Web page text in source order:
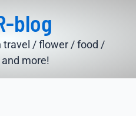
blog
travel / flower / food /
and more!